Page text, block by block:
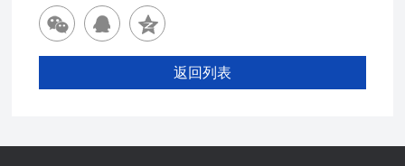
返回列表